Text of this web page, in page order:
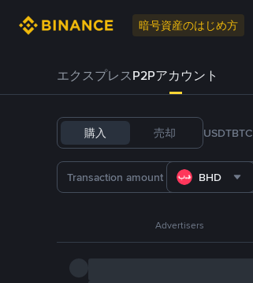
暗号資産のはじめ方
エクスプレスP2Pアカウント
購入 売却 USDTBTC
BHD
Advertisers